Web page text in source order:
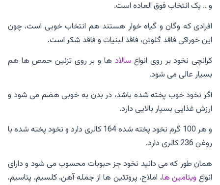
و .. یک انتخاب فوق العاده است.
افرادی که وگان و گیاه خوار هستند هم انتخاب خوبی است، چون
این خوراکی فاقد گلوتن، فاقد لبنیات و فاقد شکر است.
کرانچی نخود بر روی انواع سالاد ها و بر روی تزئین حمص ها هم
بسیار عالی می شود.
اگر نخود خوب پخته شده باشد، در بدن به خوبی هضم می شود و
ارزش غذایی بسیار بالایی دارد.
و هر 100 گرم نخود پخته شده 164 کالری دارد و نخود پخته شده با
روغن 236 کالری دارد.
همان طور که می دانید نخود جز حبوبات محسوب می شود و دارای
انواع ویتامین ها، املاح، پروتئین ها از جمله آهن، کلسیم، پتاسیم،